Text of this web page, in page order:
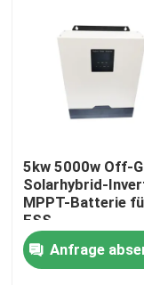
Startseite
Produkte
5kw 5000w Off-
Solarhybrid-
MPPT-Batterie
ESS
Anfrage